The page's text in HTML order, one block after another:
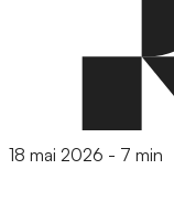
18 mai 2026 - 7 min